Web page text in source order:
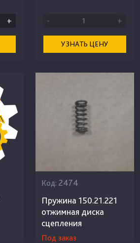
+ - +
УЗНАТЬ ЦЕНУ
Код: 2474
Пружина 150.21.221
отжимная диска
сцепления
Под заказ